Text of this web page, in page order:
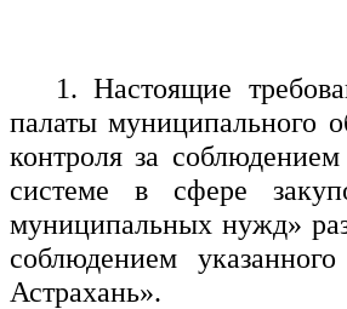
1. Настоящие
палаты муниципального
контроля за
системе в сфере
муниципальных нужд»
соблюдением
Астрахань».